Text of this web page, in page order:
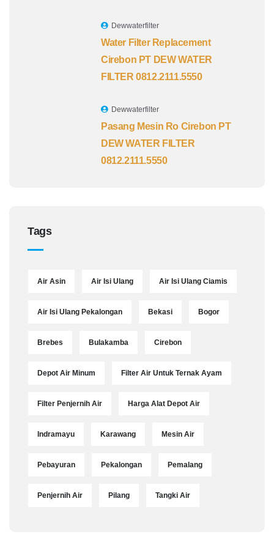
Dewwaterfilter
Water Filter Replacement
Cirebon PT DEW WATER
FILTER 0812.2111.5550
Dewwaterfilter
Pasang Mesin Ro Cirebon PT
DEW WATER FILTER
0812.2111.5550
Tags
Air Asin Air Isi Ulang Air Isi Ulang Ciamis
Air Isi Ulang Pekalongan Bekasi Bogor
Brebes Bulakamba Cirebon
Depot Air Minum Filter Air Untuk Ternak Ayam
Filter Penjernih Air Harga Alat Depot Air
Indramayu Karawang Mesin Air
Pebayuran Pekalongan Pemalang
Penjernih Air Pilang Tangki Air